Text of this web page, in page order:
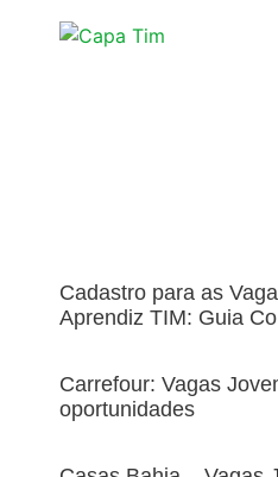
Cadastro para as
Aprendiz TIM: Guia
Carrefour: Vagas
oportunidades